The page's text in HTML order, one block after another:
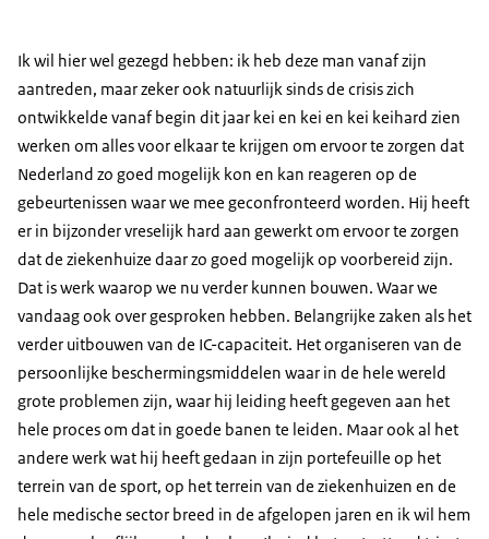
Ik wil hier wel gezegd hebben: ik heb deze man vanaf zijn
aantreden, maar zeker ook natuurlijk sinds de crisis zich
ontwikkelde vanaf begin dit jaar kei en kei en kei keihard zien
werken om alles voor elkaar te krijgen om ervoor te zorgen dat
Nederland zo goed mogelijk kon en kan reageren op de
gebeurtenissen waar we mee geconfronteerd worden. Hij heeft
er in bijzonder vreselijk hard aan gewerkt om ervoor te zorgen
dat de ziekenhuize daar zo goed mogelijk op voorbereid zijn.
Dat is werk waarop we nu verder kunnen bouwen. Waar we
vandaag ook over gesproken hebben. Belangrijke zaken als het
verder uitbouwen van de IC-capaciteit. Het organiseren van de
persoonlijke beschermingsmiddelen waar in de hele wereld
grote problemen zijn, waar hij leiding heeft gegeven aan het
hele proces om dat in goede banen te leiden. Maar ook al het
andere werk wat hij heeft gedaan in zijn portefeuille op het
terrein van de sport, op het terrein van de ziekenhuizen en de
hele medische sector breed in de afgelopen jaren en ik wil hem